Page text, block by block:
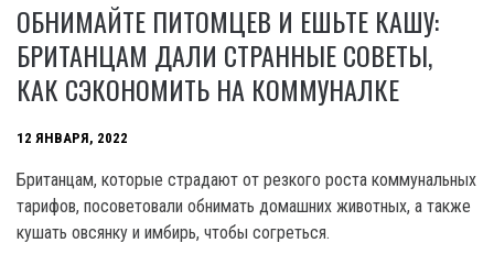
ОБНИМАЙТЕ ПИТОМЦЕВ И ЕШЬТЕ КАШУ:
БРИТАНЦАМ ДАЛИ СТРАННЫЕ СОВЕТЫ,
КАК СЭКОНОМИТЬ НА КОММУНАЛКЕ
12 ЯНВАРЯ, 2022
Британцам, которые страдают от резкого роста коммунальных
тарифов, посоветовали обнимать домашних животных, а также
кушать овсянку и имбирь, чтобы согреться.